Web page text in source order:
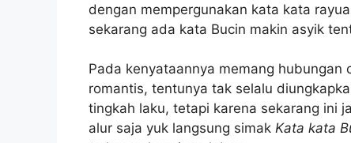
dengan mempergunakan kata kata
sekarang ada kata Bucin makin asyik
Pada kenyataannya memang
romantis, tentunya tak selalu
tingkah laku, tetapi karena sekarang ini
alur saja yuk langsung simak Kata kata